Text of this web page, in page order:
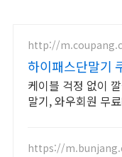
http://
하이패스단말기
제한 무료배송
케이블 걱정 없이
말기, 와우회원 무
기세요.
https://